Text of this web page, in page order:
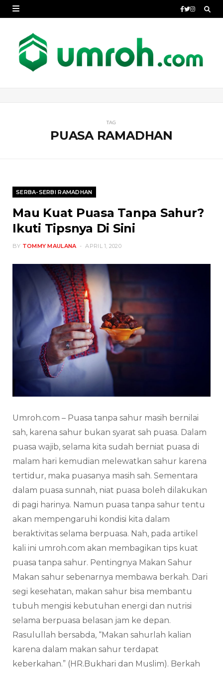
TAG
PUASA RAMADHAN
SERBA-SERBI RAMADHAN
Mau Kuat Puasa Tanpa Sahur?
Ikuti Tipsnya Di Sini
BY TOMMY MAULANA APRIL 1, 2020
Umroh.com – Puasa tanpa sahur masih bernilai
sah, karena sahur bukan syarat sah puasa. Dalam
puasa wajib, selama kita sudah berniat puasa di
malam hari kemudian melewatkan sahur karena
tertidur, maka puasanya masih sah. Sementara
dalam puasa sunnah, niat puasa boleh dilakukan
di pagi harinya. Namun puasa tanpa sahur tentu
akan mempengaruhi kondisi kita dalam
beraktivitas selama berpuasa. Nah, pada artikel
kali ini umroh.com akan membagikan tips kuat
puasa tanpa sahur. Pentingnya Makan Sahur
Makan sahur sebenarnya membawa berkah. Dari
segi kesehatan, makan sahur bisa membantu
tubuh mengisi kebutuhan energi dan nutrisi
selama berpuasa belasan jam ke depan.
Rasulullah bersabda, “Makan sahurlah kalian
karena dalam makan sahur terdapat
keberkahan.” (HR.Bukhari dan Muslim). Berkah